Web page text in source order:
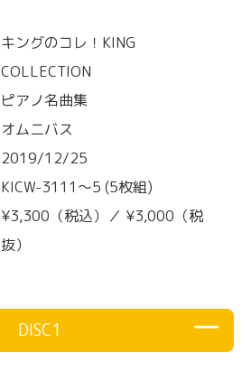
キングのコレ！KING
COLLECTION
ピアノ名曲集
オムニバス
2019/12/25
KICW-3111～5 (5枚組)
¥3,300（税込）／ ¥3,000（税
抜）
DISC1